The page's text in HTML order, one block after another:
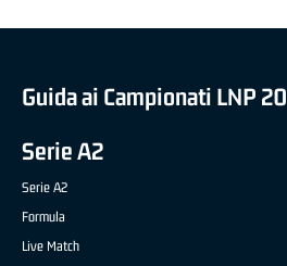
Guida ai Campionati LNP
Serie A2
Serie A2
Formula
Live Match